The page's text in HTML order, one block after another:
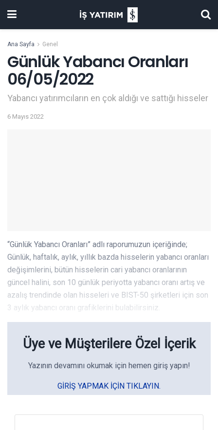
Ana Sayfa Genel
Günlük Yabancı Oranları
06/05/2022
Yabancı yatırımcıların en çok aldığı ve sattığı hisseler
6 Mayıs 2022
“Günlük Yabancı Oranları” adlı raporumuzun içeriğinde;
Günlük, haftalık, aylık, yıllık bazda hisselerin yabancı oranları
değişimlerini, bütün hisselerin cari yabancı oranlarının
güncel halini, son 10 günlük periyotta yabancı oranı artış ve
azalış trendinde olan hisseleri ve BIST-50 şirketleri için son
3 aylık yabancı oranı grafiklerini bulabilirsiniz.
Üye ve Müşterilere Özel İçerik
Yazının devamını okumak için hemen giriş yapın!
GIRIŞ YAPMAK IÇIN TIKLAYIN.